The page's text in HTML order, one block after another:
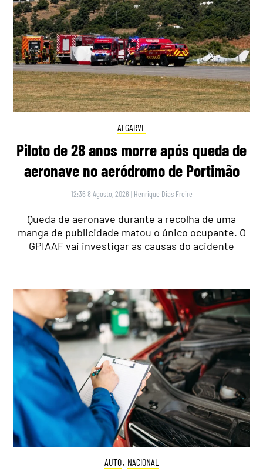
ALGARVE
Piloto de 28 anos morre após queda de
aeronave no aeródromo de Portimão
12:36 8 Agosto, 2026 | Henrique Dias Freire
Queda de aeronave durante a recolha de uma
manga de publicidade matou o único ocupante. O
GPIAAF vai investigar as causas do acidente
AUTO, NACIONAL